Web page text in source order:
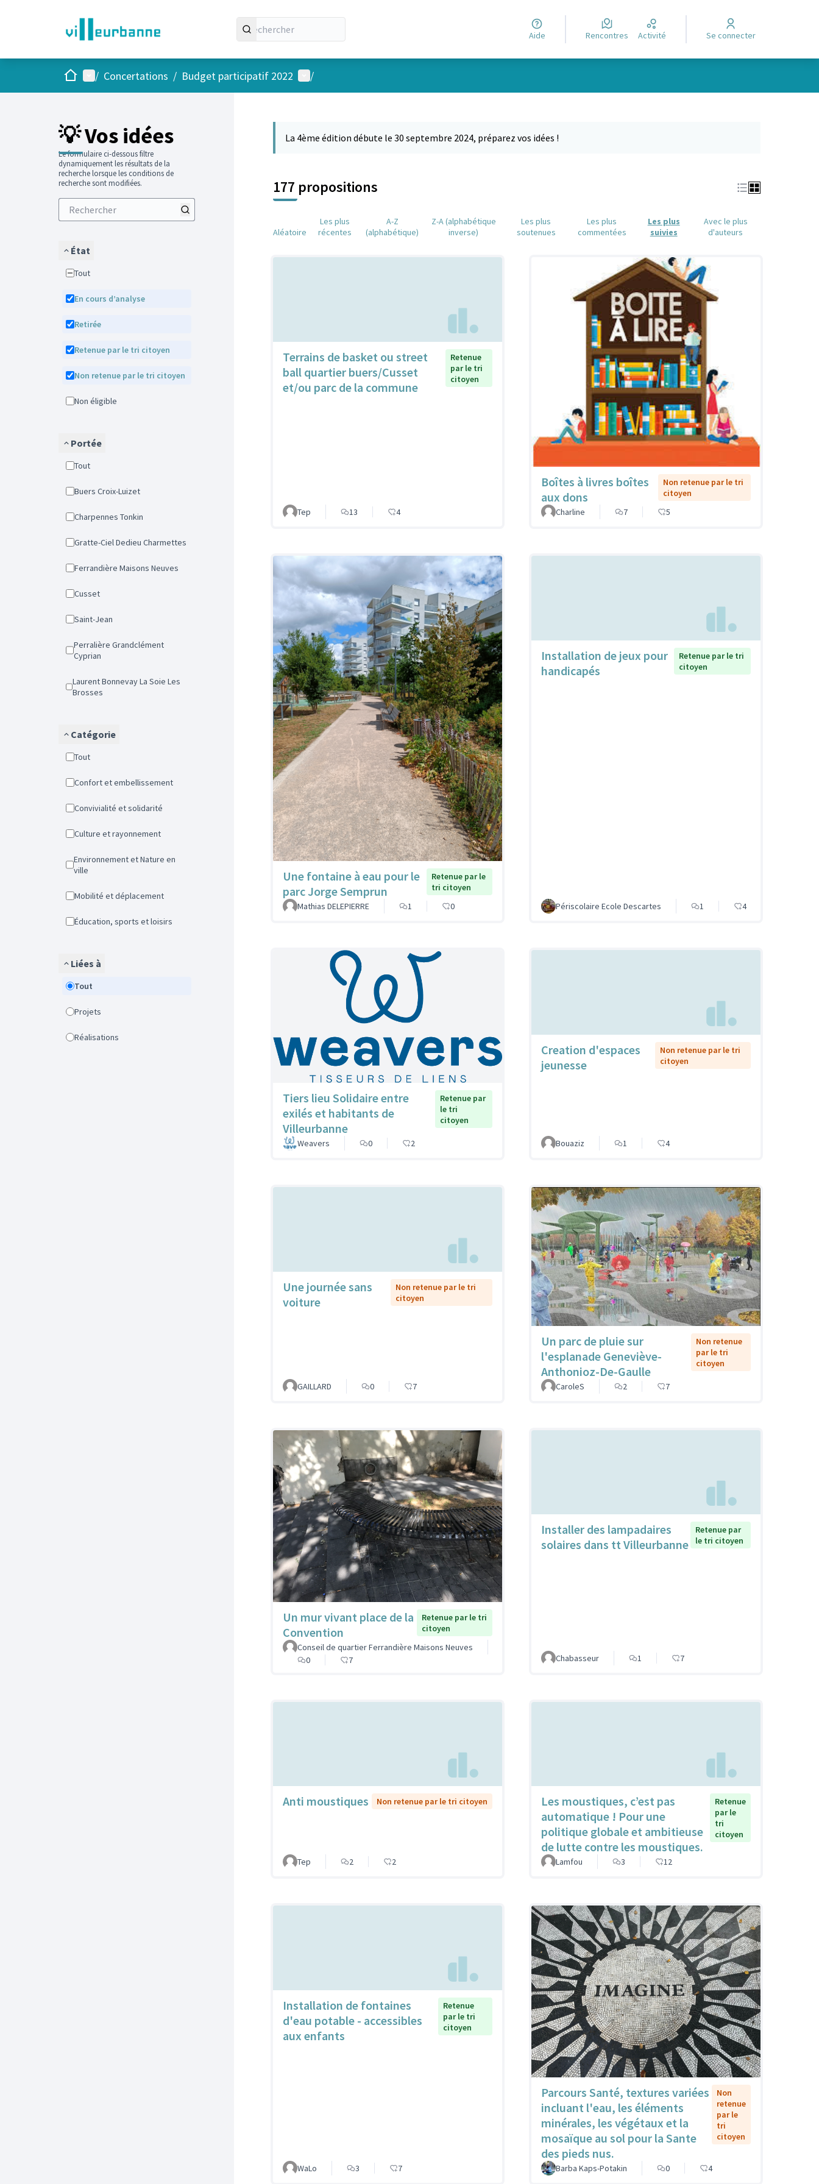
Aide Rencontres Activité Se connecter
AccueilMenu principal
/ Concertations / Budget participatif 2022 Menu utilisateur
/
💡 Vos idées
Le formulaire ci-dessous filtre
dynamiquement les résultats de la
recherche lorsque les conditions de
recherche sont modifiées.
État
Tout
En cours d’analyse
Retirée
Retenue par le tri citoyen
Non retenue par le tri citoyen
Non éligible
Portée
Tout
Buers Croix-Luizet
Charpennes Tonkin
Gratte-Ciel Dedieu Charmettes
Ferrandière Maisons Neuves
Cusset
Saint-Jean
Perralière Grandclément
Cyprian
Laurent Bonnevay La Soie Les
Brosses
Catégorie
Tout
Confort et embellissement
Convivialité et solidarité
Culture et rayonnement
Environnement et Nature en
ville
Mobilité et déplacement
Éducation, sports et loisirs
Liées à
Tout
Projets
Réalisations
La 4ème édition débute le 30 septembre 2024, préparez vos idées !
177 propositions
Aléatoire
Les plus
récentes
A-Z
(alphabétique)
Z-A (alphabétique
inverse)
Les plus
soutenues
Les plus
commentées
Les plus
suivies
Avec le plus
d'auteurs
Terrains de basket ou street
ball quartier buers/Cusset
et/ou parc de la commune
Retenue
par le tri
citoyen
Tep 13 4
Boîtes à livres boîtes
aux dons
Non retenue par le tri
citoyen
Charline
7 5
Une fontaine à eau pour le
parc Jorge Semprun
Retenue par le
tri citoyen
Mathias DELEPIERRE
1 0
Installation de jeux pour
handicapés
Retenue par le tri
citoyen
Périscolaire Ecole Descartes 1 4
Tiers lieu Solidaire entre
exilés et habitants de
Villeurbanne
Retenue par
le tri
citoyen
Weavers 0 2
Creation d'espaces
jeunesse
Non retenue par le tri
citoyen
Bouaziz 1 4
Une journée sans
voiture
Non retenue par le tri
citoyen
GAILLARD 0 7
Un parc de pluie sur
l'esplanade Geneviève-
Anthonioz-De-Gaulle
Non retenue
par le tri
citoyen
CaroleS 2 7
Un mur vivant place de la
Convention
Retenue par le tri
citoyen
Conseil de quartier Ferrandière Maisons Neuves
0
7
Installer des lampadaires
solaires dans tt Villeurbanne
Retenue par
le tri citoyen
Chabasseur 1 7
Anti moustiques Non retenue par le tri citoyen
Tep 2 2
Les moustiques, c’est pas
automatique ! Pour une
politique globale et ambitieuse
de lutte contre les moustiques.
Retenue
par le
tri
citoyen
Lamfou 3 12
Installation de fontaines
d'eau potable - accessibles
aux enfants
Retenue
par le tri
citoyen
WaLo 3 7
Parcours Santé, textures variées
incluant l'eau, les éléments
minérales, les végétaux et la
mosaïque au sol pour la Sante
des pieds nus.
Non
retenue
par le
tri
citoyen
Barba Kaps-Potakin 0 4